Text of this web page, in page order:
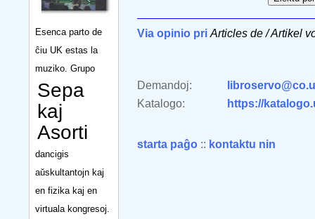
Esenca parto de
ĉiu UK estas la
muziko. Grupo
Sepa
kaj
Asorti
dancigis
aŭskultantojn kaj
en fizika kaj en
virtuala kongresoj.
Via opinio pri Articles de / Artikel
Demandoj:
Katalogo:
https://
starta paĝo :: kontaktu nin